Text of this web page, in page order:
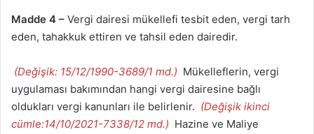
Madde 4 – Vergi dairesi mükellefi tesbit eden, vergi tarh
eden, tahakkuk ettiren ve tahsil eden dairedir.
(Değişik: 15/12/1990-3689/1 md.) Mükelleflerin, vergi
uygulaması bakımından hangi vergi dairesine bağlı
oldukları vergi kanunları ile belirlenir. (Değişik ikinci
cümle:14/10/2021-7338/12 md.) Hazine ve Maliye